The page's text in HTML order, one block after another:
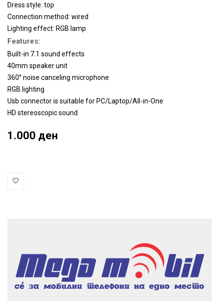
Dress style: top
Connection method: wired
Lighting effect: RGB lamp
Features:
Built-in 7.1 sound effects
40mm speaker unit
360° noise canceling microphone
RGB lighting
Usb connector is suitable for PC/Laptop/All-in-One
HD stereoscopic sound
1.000 ден